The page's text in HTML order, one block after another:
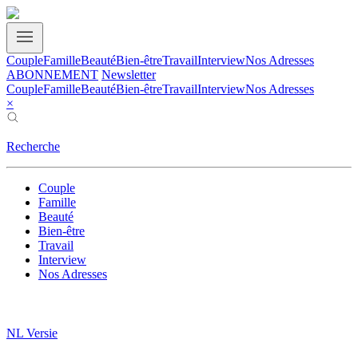
CoupleFamilleBeautéBien-êtreTravailInterviewNos Adresses
ABONNEMENT Newsletter
CoupleFamilleBeautéBien-êtreTravailInterviewNos Adresses
×
Recherche
Couple
Famille
Beauté
Bien-être
Travail
Interview
Nos Adresses
NL Versie